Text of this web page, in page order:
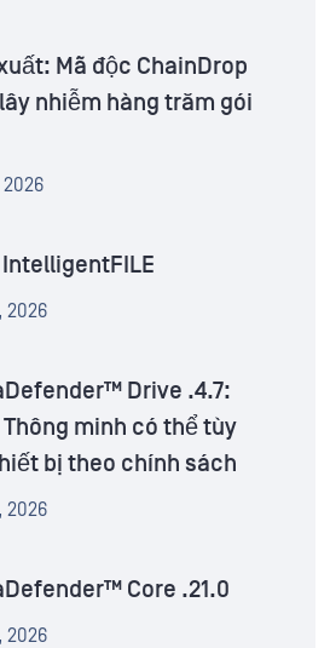
Mã độc ChainDrop
nhiễm hàng trăm gói
2026
2026
Drive .4.7:
minh có thể tùy
bị theo chính sách
2026
Core .21.0
2026